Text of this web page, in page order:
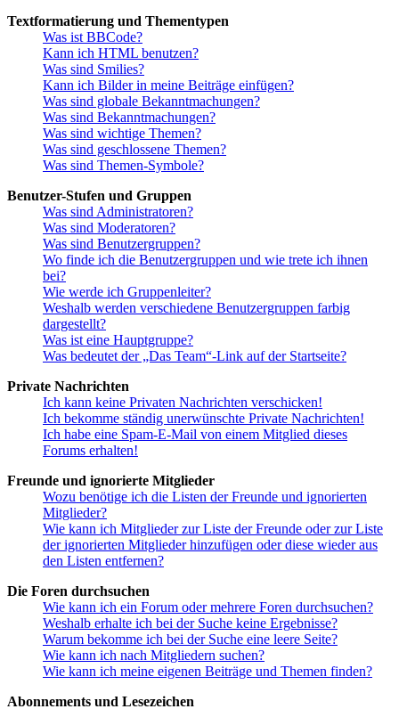
Textformatierung und Thementypen
Was ist BBCode?
Kann ich HTML benutzen?
Was sind Smilies?
Kann ich Bilder in meine Beiträge einfügen?
Was sind globale Bekanntmachungen?
Was sind Bekanntmachungen?
Was sind wichtige Themen?
Was sind geschlossene Themen?
Was sind Themen-Symbole?
Benutzer-Stufen und Gruppen
Was sind Administratoren?
Was sind Moderatoren?
Was sind Benutzergruppen?
Wo finde ich die Benutzergruppen und wie trete ich ihnen
bei?
Wie werde ich Gruppenleiter?
Weshalb werden verschiedene Benutzergruppen farbig
dargestellt?
Was ist eine Hauptgruppe?
Was bedeutet der „Das Team“-Link auf der Startseite?
Private Nachrichten
Ich kann keine Privaten Nachrichten verschicken!
Ich bekomme ständig unerwünschte Private Nachrichten!
Ich habe eine Spam-E-Mail von einem Mitglied dieses
Forums erhalten!
Freunde und ignorierte Mitglieder
Wozu benötige ich die Listen der Freunde und ignorierten
Mitglieder?
Wie kann ich Mitglieder zur Liste der Freunde oder zur Liste
der ignorierten Mitglieder hinzufügen oder diese wieder aus
den Listen entfernen?
Die Foren durchsuchen
Wie kann ich ein Forum oder mehrere Foren durchsuchen?
Weshalb erhalte ich bei der Suche keine Ergebnisse?
Warum bekomme ich bei der Suche eine leere Seite?
Wie kann ich nach Mitgliedern suchen?
Wie kann ich meine eigenen Beiträge und Themen finden?
Abonnements und Lesezeichen